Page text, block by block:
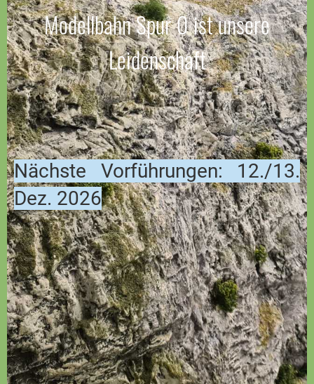
Modellbahn Spur 0 ist unsere
Leidenschaft
Nächste Vorführungen: 12./13.
Dez. 2026